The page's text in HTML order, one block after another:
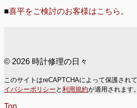
■喜平をご検討のお客様はこちら。
© 2026 時計修理の日々
このサイトはreCAPTCHAによって保護され
イバシーポリシー と 利用規約が適用されます。